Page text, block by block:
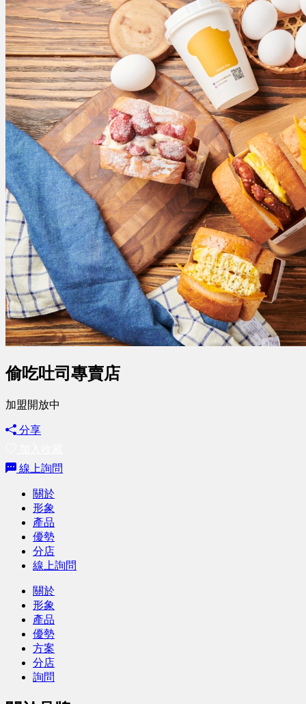
偷吃吐司專賣店
加盟開放中
分享
線上詢問
關於
形象
產品
優勢
分店
線上詢問
關於
形象
產品
優勢
方案
分店
詢問